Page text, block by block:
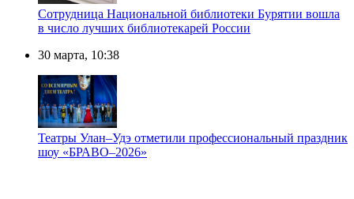
Сотрудница Национальной библиотеки Бурятии вошла
в число лучших библиотекарей России
30 марта, 10:38
Театры Улан–Удэ отметили профессиональный праздник
шоу «БРАВО–2026»